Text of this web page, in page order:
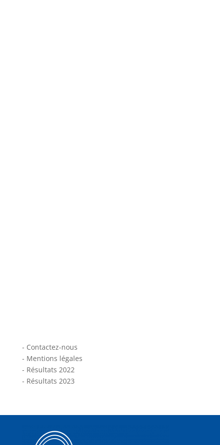
- Contactez-nous
- Mentions légales
- Résultats 2022
- Résultats 2023